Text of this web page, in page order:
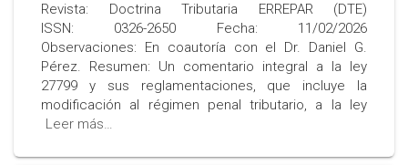
Revista: Doctrina Tributaria ERREPAR (DTE)
ISSN: 0326-2650 Fecha: 11/02/2026
Observaciones: En coautoría con el Dr. Daniel G.
Pérez. Resumen: Un comentario integral a la ley
27799 y sus reglamentaciones, que incluye la
modificación al régimen penal tributario, a la ley
Leer más…